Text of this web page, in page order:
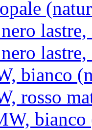
lastre,
lastre,
bianco
rosso
bianco